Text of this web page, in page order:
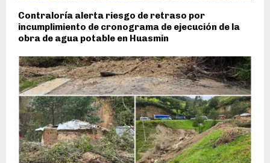
Contraloría alerta riesgo de retraso por
incumplimiento de cronograma de ejecución de la
obra de agua potable en Huasmin